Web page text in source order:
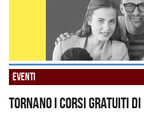
Eventi
Tornano i corsi gratuiti